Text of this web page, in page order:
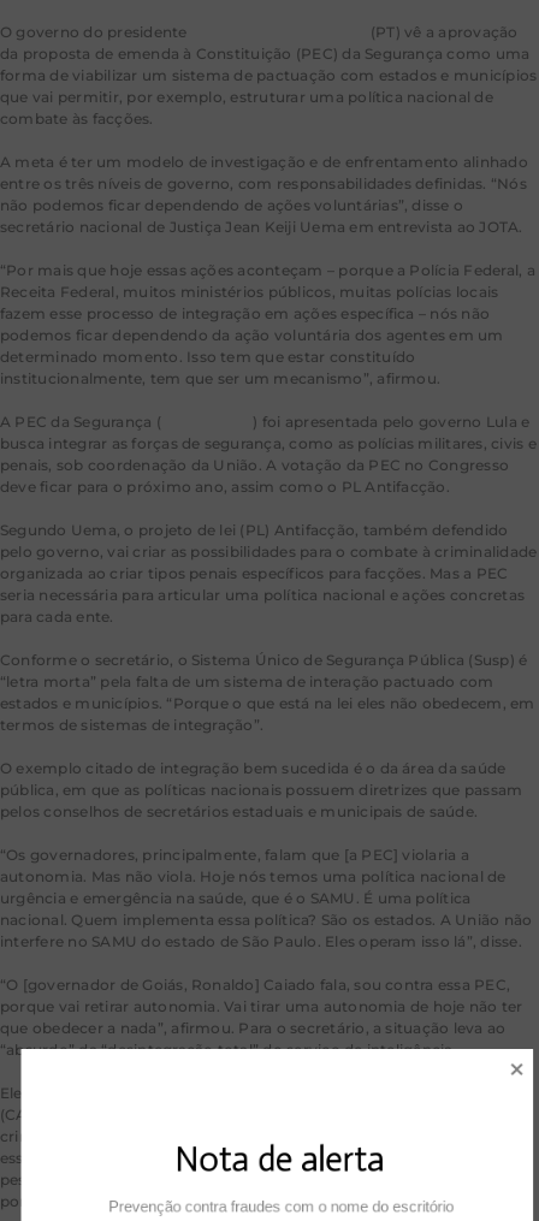
O governo do presidente
(PT) vê a aprovação
da proposta de emenda à Constituição (PEC) da Segurança como uma
forma de viabilizar um sistema de pactuação com estados e municípios
que vai permitir, por exemplo, estruturar uma política nacional de
combate às facções.
A meta é ter um modelo de investigação e de enfrentamento alinhado
entre os três níveis de governo, com responsabilidades definidas. “Nós
não podemos ficar dependendo de ações voluntárias”, disse o
secretário nacional de Justiça Jean Keiji Uema em entrevista ao JOTA.
“Por mais que hoje essas ações aconteçam – porque a Polícia Federal, a
Receita Federal, muitos ministérios públicos, muitas polícias locais
fazem esse processo de integração em ações específica – nós não
podemos ficar dependendo da ação voluntária dos agentes em um
determinado momento. Isso tem que estar constituído
institucionalmente, tem que ser um mecanismo”, afirmou.
A PEC da Segurança (
) foi apresentada pelo governo Lula e
busca integrar as forças de segurança, como as polícias militares, civis e
penais, sob coordenação da União. A votação da PEC no Congresso
deve ficar para o próximo ano, assim como o PL Antifacção.
Segundo Uema, o projeto de lei (PL) Antifacção, também defendido
pelo governo, vai criar as possibilidades para o combate à criminalidade
organizada ao criar tipos penais específicos para facções. Mas a PEC
seria necessária para articular uma política nacional e ações concretas
para cada ente.
Conforme o secretário, o Sistema Único de Segurança Pública (Susp) é
“letra morta” pela falta de um sistema de interação pactuado com
estados e municípios. “Porque o que está na lei eles não obedecem, em
termos de sistemas de integração”.
O exemplo citado de integração bem sucedida é o da área da saúde
pública, em que as políticas nacionais possuem diretrizes que passam
pelos conselhos de secretários estaduais e municipais de saúde.
“Os governadores, principalmente, falam que [a PEC] violaria a
autonomia. Mas não viola. Hoje nós temos uma política nacional de
urgência e emergência na saúde, que é o SAMU. É uma política
nacional. Quem implementa essa política? São os estados. A União não
interfere no SAMU do estado de São Paulo. Eles operam isso lá”, disse.
“O [governador de Goiás, Ronaldo] Caiado fala, sou contra essa PEC,
porque vai retirar autonomia. Vai tirar uma autonomia de hoje não ter
que obedecer a nada”, afirmou. Para o secretário, a situação leva ao
“absurdo” da “desintegração total” do serviço de inteligência.
Ele cita dados de que 6 mil caçadores, atiradores e colecionadores
(CACs) conseguiram emitir a certidão negativa de antecedentes
criminais em um estado, mesmo sendo condenados em outro. “Só
esses 6 mil conseguiram comprar mais de 20 mil armas. Ou seja,
pessoas condenadas em trânsito julgado conseguiram abrir CAC
porque não tem um sistema de integração”.
Nota de alerta
Prevenção contra fraudes com o nome do escritório